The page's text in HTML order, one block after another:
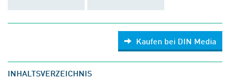
Kaufen bei DIN Media
INHALTSVERZEICHNIS